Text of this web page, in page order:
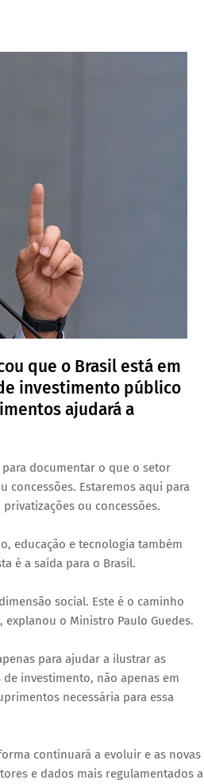
que o Brasil está em
investimento público
ajudará a
documentar o que o setor
concessões. Estaremos aqui para
ou concessões.
educação e tecnologia também
é a saída para o Brasil.
social. Este é o caminho
o Ministro Paulo Guedes.
para ajudar a ilustrar as
investimento, não apenas em
necessária para essa
continuará a evoluir e as novas
e dados mais regulamentados a